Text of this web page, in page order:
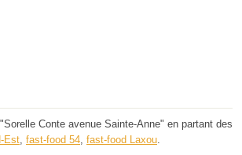
Conte avenue Sainte-Anne" en partant des
Est, fast-food 54, fast-food Laxou.